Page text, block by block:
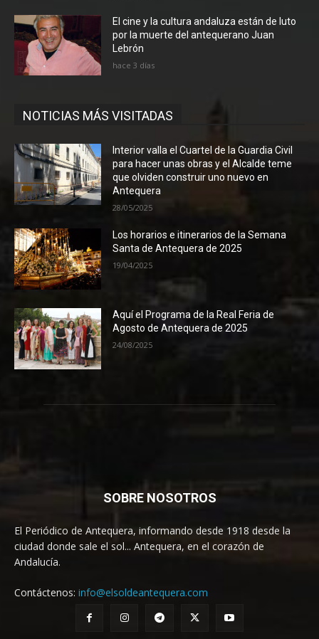
El cine y la cultura andaluza están de luto
por la muerte del antequerano Juan
Lebrón
hace 3 días
NOTICIAS MÁS VISITADAS
Interior valla el Cuartel de la Guardia Civil
para hacer unas obras y el Alcalde teme
que olviden construir uno nuevo en
Antequera
28/05/2025
Los horarios e itinerarios de la Semana
Santa de Antequera de 2025
19/04/2025
Aquí el Programa de la Real Feria de
Agosto de Antequera de 2025
24/08/2025
SOBRE NOSOTROS
El Periódico de Antequera, informando desde 1918 desde la
ciudad donde sale el sol... Antequera, en el corazón de
Andalucía.
Contáctenos: info@elsoldeantequera.com